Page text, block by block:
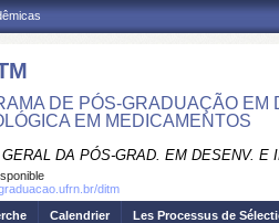
DE PÓS-GRADUAÇÃO EM
EM MEDICAMENTOS
DA PÓS-GRAD. EM DESENV. E
ditm
Calendrier Les Processus de